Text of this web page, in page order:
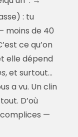
: tu
moins de 40
ce qu’on
elle dépend
, et surtout…
a vu. Un clin
D’où
—